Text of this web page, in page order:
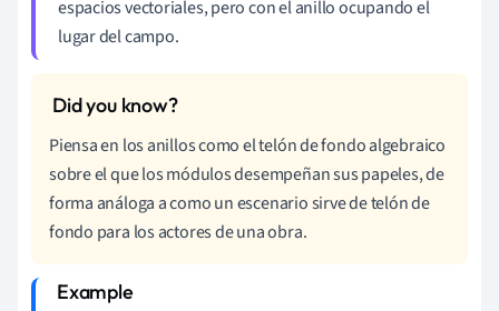
espacios vectoriales, pero con el anillo ocupando el
lugar del campo.
Piensa en los anillos como el telón de fondo algebraico
sobre el que los módulos desempeñan sus papeles, de
forma análoga a como un escenario sirve de telón de
fondo para los actores de una obra.